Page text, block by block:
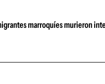
marroquíes murieron